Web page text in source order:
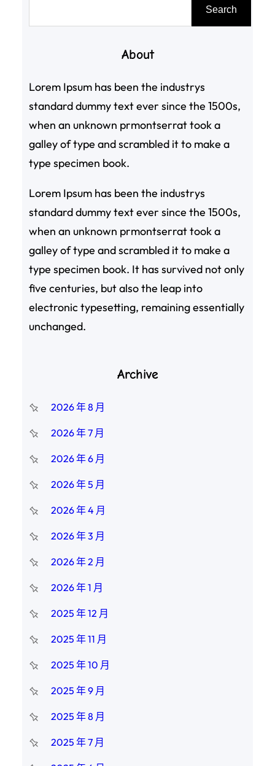
Search
About
Lorem Ipsum has been the industrys
standard dummy text ever since the 1500s,
when an unknown prmontserrat took a
galley of type and scrambled it to make a
type specimen book.
Lorem Ipsum has been the industrys
standard dummy text ever since the 1500s,
when an unknown prmontserrat took a
galley of type and scrambled it to make a
type specimen book. It has survived not only
five centuries, but also the leap into
electronic typesetting, remaining essentially
unchanged.
Archive
2026 年 8 月
2026 年 7 月
2026 年 6 月
2026 年 5 月
2026 年 4 月
2026 年 3 月
2026 年 2 月
2026 年 1 月
2025 年 12 月
2025 年 11 月
2025 年 10 月
2025 年 9 月
2025 年 8 月
2025 年 7 月